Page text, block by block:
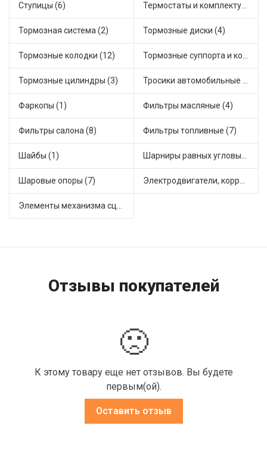
Ступицы (6) Термостаты и комплектующие системы охлаждения (12)
Тормозная система (2) Тормозные диски (4)
Тормозные колодки (12) Тормозные суппорта и комплектующие (1)
Тормозные цилиндры (3) Тросики автомобильные (4)
Фаркопы (1) Фильтры масляные (4)
Фильтры салона (8) Фильтры топливные (7)
Шайбы (1) Шарниры равных угловых скоростей, приводные валы (10)
Шаровые опоры (7) Электродвигатели, корректоры и приводы автомобильн (9)
Элементы механизма сцепления (8)
Отзывы покупателей
🙁
К этому товару еще нет отзывов. Вы будете
первым(ой).
Оставить отзыв